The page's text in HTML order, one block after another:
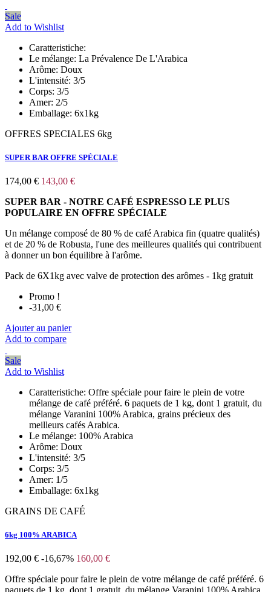
Sale
Add to Wishlist
Caratteristiche:
Le mélange: La Prévalence De L'Arabica
Arôme: Doux
L'intensité: 3/5
Corps: 3/5
Amer: 2/5
Emballage: 6x1kg
OFFRES SPECIALES 6kg
SUPER BAR OFFRE SPÉCIALE
174,00 € 143,00 €
SUPER BAR - NOTRE CAFÉ ESPRESSO LE PLUS
POPULAIRE EN OFFRE SPÉCIALE
Un mélange composé de 80 % de café Arabica fin (quatre qualités)
et de 20 % de Robusta, l'une des meilleures qualités qui contribuent
à donner un bon équilibre à l'arôme.
Pack de 6X1kg avec valve de protection des arômes - 1kg gratuit
Promo !
-31,00 €
Ajouter au panier
Add to compare
Sale
Add to Wishlist
Caratteristiche: Offre spéciale pour faire le plein de votre
mélange de café préféré. 6 paquets de 1 kg, dont 1 gratuit, du
mélange Varanini 100% Arabica, grains précieux des
meilleurs cafés Arabica.
Le mélange: 100% Arabica
Arôme: Doux
L'intensité: 3/5
Corps: 3/5
Amer: 1/5
Emballage: 6x1kg
GRAINS DE CAFÉ
6kg 100% ARABICA
192,00 € -16,67% 160,00 €
Offre spéciale pour faire le plein de votre mélange de café préféré. 6